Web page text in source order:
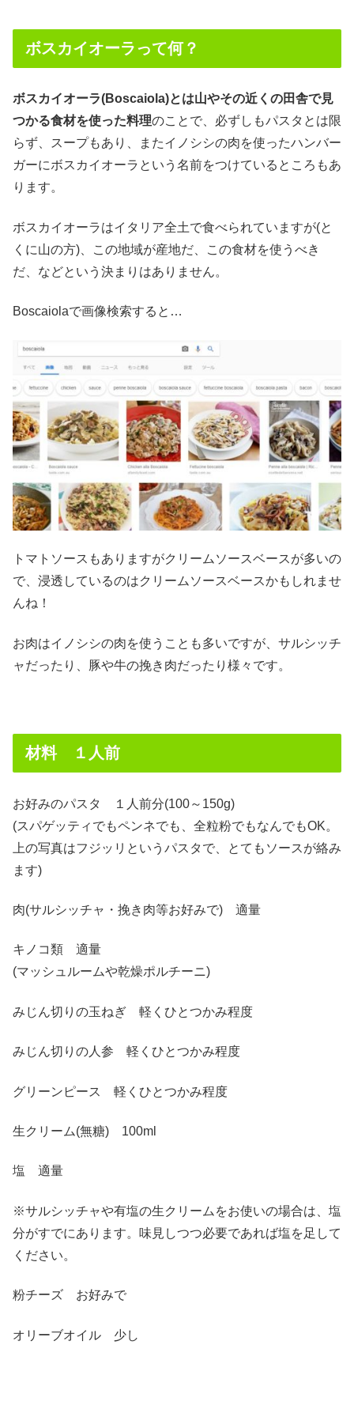
ボスカイオーラって何？
ボスカイオーラ(Boscaiola)とは山やその近くの田舎で見
つかる食材を使った料理のことで、必ずしもパスタとは限
らず、スープもあり、またイノシシの肉を使ったハンバー
ガーにボスカイオーラという名前をつけているところもあ
ります。
ボスカイオーラはイタリア全土で食べられていますが(と
くに山の方)、この地域が産地だ、この食材を使うべき
だ、などという決まりはありません。
Boscaiolaで画像検索すると…
トマトソースもありますがクリームソースベースが多いの
で、浸透しているのはクリームソースベースかもしれませ
んね！
お肉はイノシシの肉を使うことも多いですが、サルシッチ
ャだったり、豚や牛の挽き肉だったり様々です。
材料 １人前
お好みのパスタ １人前分(100～150g)
(スパゲッティでもペンネでも、全粒粉でもなんでもOK。
上の写真はフジッリというパスタで、とてもソースが絡み
ます)
肉(サルシッチャ・挽き肉等お好みで) 適量
キノコ類 適量
(マッシュルームや乾燥ポルチーニ)
みじん切りの玉ねぎ 軽くひとつかみ程度
みじん切りの人参 軽くひとつかみ程度
グリーンピース 軽くひとつかみ程度
生クリーム(無糖) 100ml
塩 適量
※サルシッチャや有塩の生クリームをお使いの場合は、塩
分がすでにあります。味見しつつ必要であれば塩を足して
ください。
粉チーズ お好みで
オリーブオイル 少し